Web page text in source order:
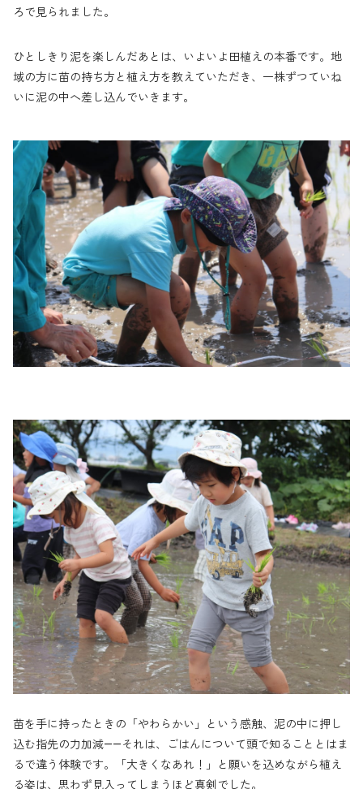
ろで見られました。
ひとしきり泥を楽しんだあとは、いよいよ田植えの本番です。地
域の方に苗の持ち方と植え方を教えていただき、一株ずつていね
いに泥の中へ差し込んでいきます。
苗を手に持ったときの「やわらかい」という感触、泥の中に押し
込む指先の力加減——それは、ごはんについて頭で知ることとはま
るで違う体験です。「大きくなあれ！」と願いを込めながら植え
る姿は、思わず見入ってしまうほど真剣でした。